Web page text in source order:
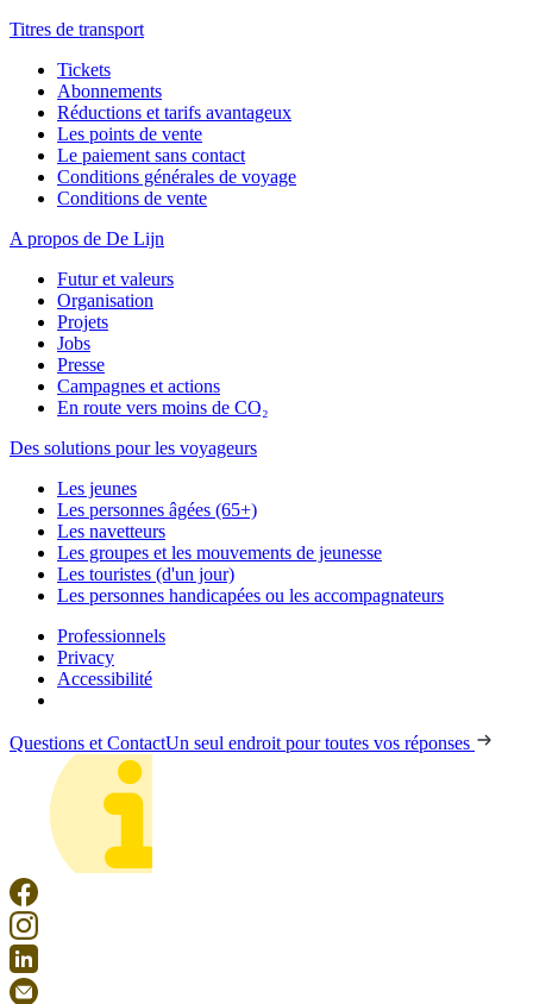
Titres de transport
Tickets
Abonnements
Réductions et tarifs avantageux
Les points de vente
Le paiement sans contact
Conditions générales de voyage
Conditions de vente
A propos de De Lijn
Futur et valeurs
Organisation
Projets
Jobs
Presse
Campagnes et actions
En route vers moins de CO₂
Des solutions pour les voyageurs
Les jeunes
Les personnes âgées (65+)
Les navetteurs
Les groupes et les mouvements de jeunesse
Les touristes (d'un jour)
Les personnes handicapées ou les accompagnateurs
Professionnels
Privacy
Accessibilité
Questions et ContactUn seul endroit pour toutes vos réponses